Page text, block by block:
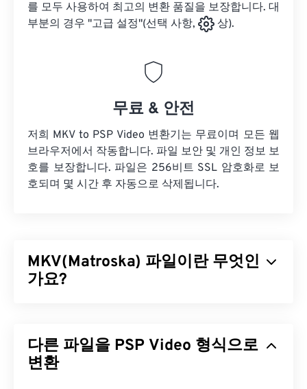
를 모두 사용하여 최고의 변환 품질을 보장합니다. 대
부분의 경우 "고급 설정"(선택 사항,
상).
무료 & 안전
저희 MKV to PSP Video 변환기는 무료이며 모든 웹
브라우저에서 작동합니다. 파일 보안 및 개인 정보 보
호를 보장합니다. 파일은 256비트 SSL 암호화로 보
호되며 몇 시간 후 자동으로 삭제됩니다.
MKV(Matroska) 파일이란 무엇인
가요?
픈 소스 컨테이너 표준입니다. 오픈 소스이므로 사용
자는오픈 소스 소프트웨어를
다른 파일을 PSP Video 형식으로
변환